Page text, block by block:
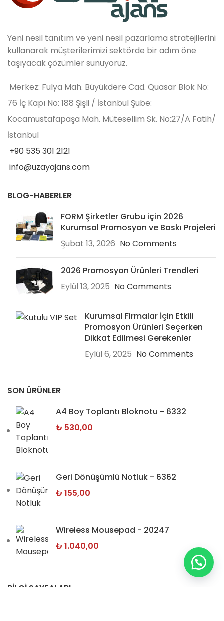
Yeni nesil tanıtım ve yeni nesil pazarlama stratejilerini
kullanarak müşterilerimizi sektörde bir adım öne
taşıyacak çözümler sunuyoruz.
Merkez: Fulya Mah. Büyükdere Cad. Quasar Blok No:
76 İç Kapı No: 188 Şişli / İstanbul Şube:
Kocamustafapaşa Mah. Mütesellim Sk. No:27/A Fatih/
İstanbul
+90 535 301 2121
info@uzayajans.com
BLOG-HABERLER
FORM Şirketler Grubu için 2026
Kurumsal Promosyon ve Baskı Projeleri
Şubat 13, 2026 No Comments
2026 Promosyon Ürünleri Trendleri
Eylül 13, 2025 No Comments
Kurumsal Firmalar İçin Etkili
Promosyon Ürünleri Seçerken
Dikkat Edilmesi Gerekenler
Eylül 6, 2025 No Comments
SON ÜRÜNLER
A4 Boy Toplantı Bloknotu - 6332
₺ 530,00
Geri Dönüşümlü Notluk - 6362
₺ 155,00
Wireless Mousepad - 20247
₺ 1.040,00
BİLGİ SAYFALARI